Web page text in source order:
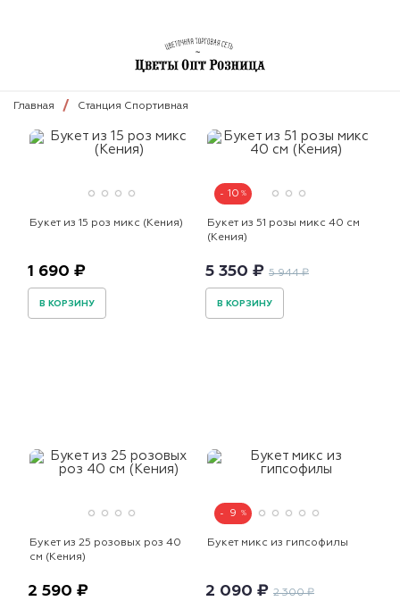
Главная Станция Спортивная
Букет из 15 роз микс (Кения)
1 690 ₽
В КОРЗИНУ
10
Букет из 51 розы микс 40 см
(Кения)
5 350 ₽ 5 944 ₽
В КОРЗИНУ
Букет из 25 розовых роз 40
см (Кения)
2 590 ₽
9
Букет микс из гипсофилы
2 090 ₽ 2 300 ₽